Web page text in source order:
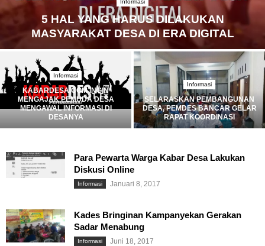
5 HAL YANG HARUS DILAKUKAN
MASYARAKAT DESA DI ERA DIGITAL
Informasi
KABARDESA.COM INGIN
MENGAJAK PEMUDA DESA
MENGAWAL INFORMASI DI
DESANYA
Informasi
SELARASKAN PEMBANGUNAN
DESA, PEMDES BANCAR GELAR
RAPAT KOORDINASI
Para Pewarta Warga Kabar Desa Lakukan
Diskusi Online
Informasi Januari 8, 2017
Kades Bringinan Kampanyekan Gerakan
Sadar Menabung
Informasi Juni 18, 2017